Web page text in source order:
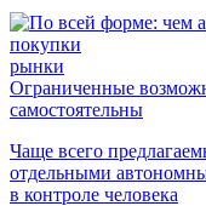
рынки
Ограниченные
самостоятельны
Чаще всего
отдельными
в контроле человека